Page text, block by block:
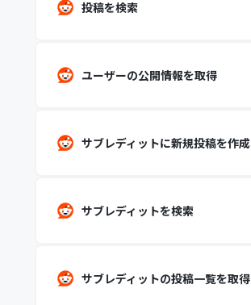
投稿を検索
ユーザーの公開情報を取得
サブレディットに新規投稿を作成
サブレディットを検索
サブレディットの投稿一覧を取得